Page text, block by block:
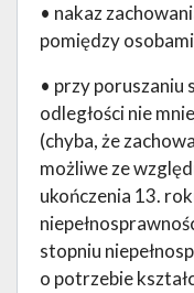
• nakaz
pomiędzy
• przy poruszaniu
odległości nie
(chyba, że
możliwe ze
ukończenia 13.
stopniu
o potrzebie